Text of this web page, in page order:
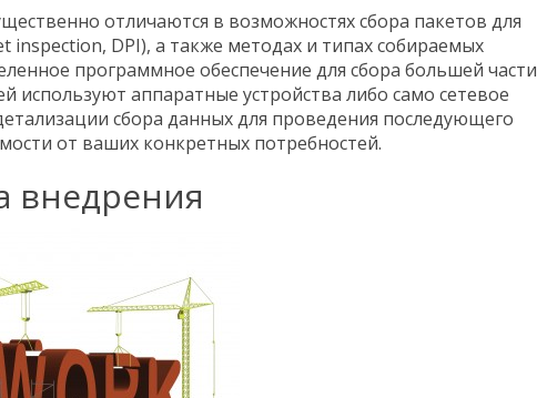
отличаются в возможностях сбора пакетов для
inspection, DPI), а также методах и типах собираемых
программное обеспечение для сбора большей части
используют аппаратные устройства либо само сетевое
сбора данных для проведения последующего
от ваших конкретных потребностей.
внедрения